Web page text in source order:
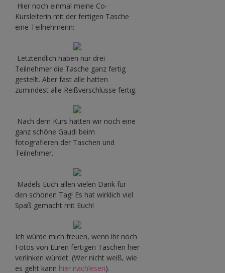
Hier noch einmal meine Co-
Kursleiterin mit der fertigen Tasche
eine Teilnehmerin:
Letztendlich haben nur drei
Teilnehmer die Tasche ganz fertig
gestellt. Aber fast alle hatten
zumindest alle Reißverschlüsse fertig.
Nach dem Kurs hatten wir noch eine
ganz schöne Gaudi beim
fotografieren der Taschen und
Teilnehmer.
Mädels Euch allen vielen Dank für
den schönen Tag! Es hat wirklich viel
Spaß gemacht mit Euch!
Ich würde mich freuen, wenn ihr noch
Fotos von Euren fertigen Taschen hier
verlinken würdet. (Wer nicht weiß, wie
es geht kann hier nachlesen).